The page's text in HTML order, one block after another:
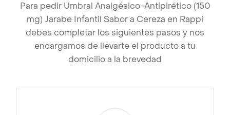
Para pedir Umbral Analgésico-Antipirético (150
mg) Jarabe Infantil Sabor a Cereza en Rappi
debes completar los siguientes pasos y nos
encargamos de llevarte el producto a tu
domicilio a la brevedad